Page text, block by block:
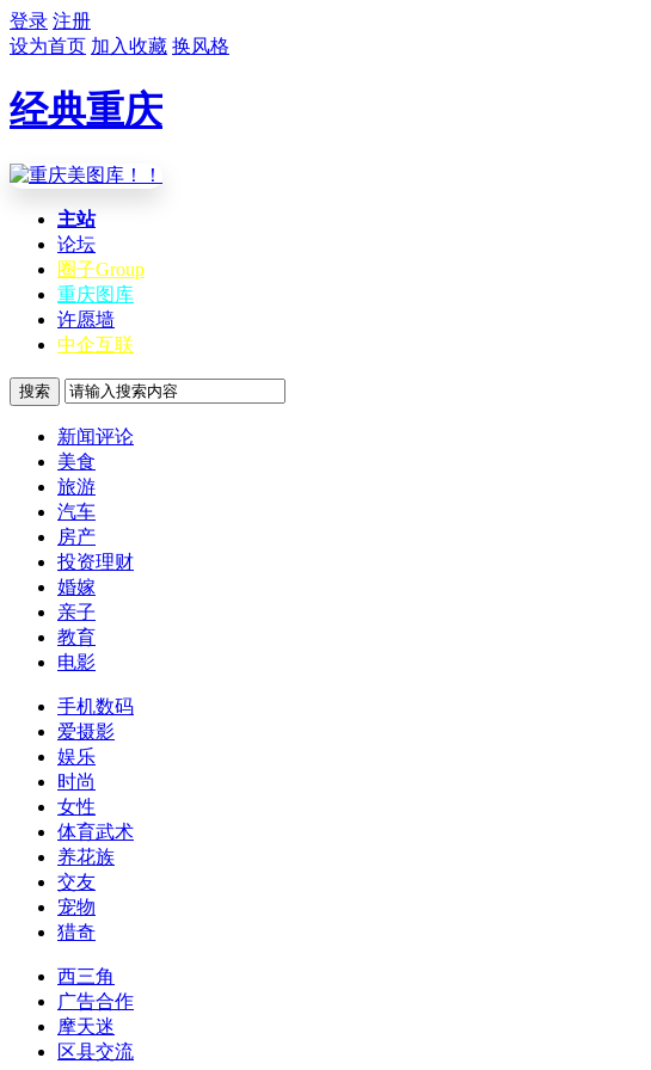
登录 注册
设为首页 加入收藏 换风格
经典重庆
主站
论坛
圈子Group
重庆图库
许愿墙
中企互联
搜索
新闻评论
美食
旅游
汽车
房产
投资理财
婚嫁
亲子
教育
电影
手机数码
爱摄影
娱乐
时尚
女性
体育武术
养花族
交友
宠物
猎奇
西三角
广告合作
摩天迷
区县交流